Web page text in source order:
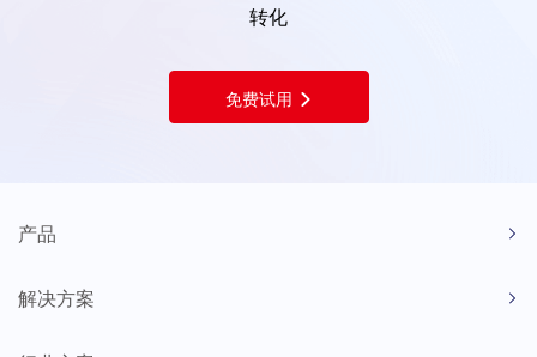
转化
免费试用
产品
解决方案